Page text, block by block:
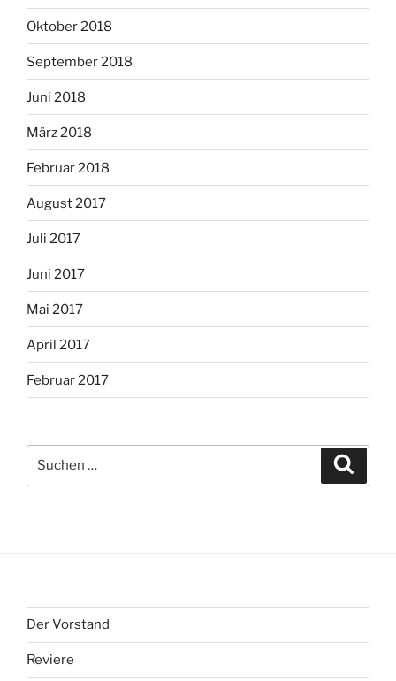
Oktober 2018
September 2018
Juni 2018
März 2018
Februar 2018
August 2017
Juli 2017
Juni 2017
Mai 2017
April 2017
Februar 2017
nach:
Der Vorstand
Reviere